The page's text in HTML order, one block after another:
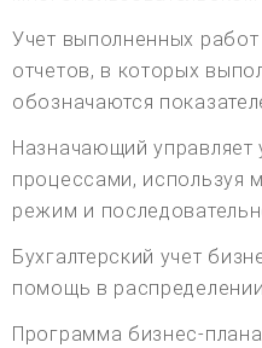
Учет выполненных
отчетов, в которых
обозначаются
Назначающий
процессами, используя
режим и
Бухгалтерский учет
помощь в
Программа бизнес-